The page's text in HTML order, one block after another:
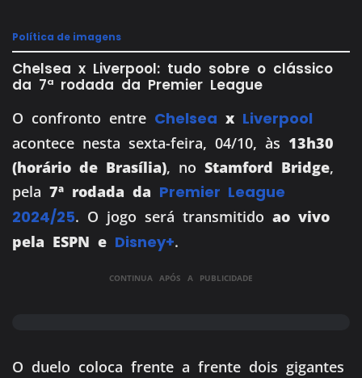
Política de imagens
Chelsea x Liverpool: tudo sobre o clássico
da 7ª rodada da Premier League
O confronto entre Chelsea x Liverpool
acontece nesta sexta-feira, 04/10, às 13h30
(horário de Brasília), no Stamford Bridge,
pela 7ª rodada da Premier League
2024/25. O jogo será transmitido ao vivo
pela ESPN e Disney+.
CONTINUA APÓS A PUBLICIDADE
O duelo coloca frente a frente dois gigantes